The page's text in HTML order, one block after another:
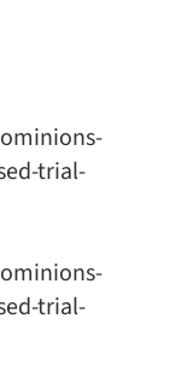
trial-
trial-